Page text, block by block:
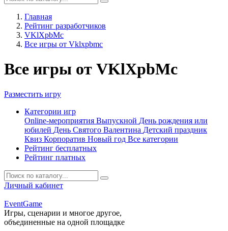
Главная
Рейтинг разработчиков
VKlXpbMc
Все игры от Vklxpbmc
Все игры от VKlXpbMc
Разместить игру
Категории игр
Online-мероприятия Выпускной День рождения или
юбилей День Святого Валентина Детский праздник
Квиз Корпоратив Новый год Все категории
Рейтинг бесплатных
Рейтинг платных
Личный кабинет
EventGame
Игры, сценарии и многое другое,
объединенные на одной площадке